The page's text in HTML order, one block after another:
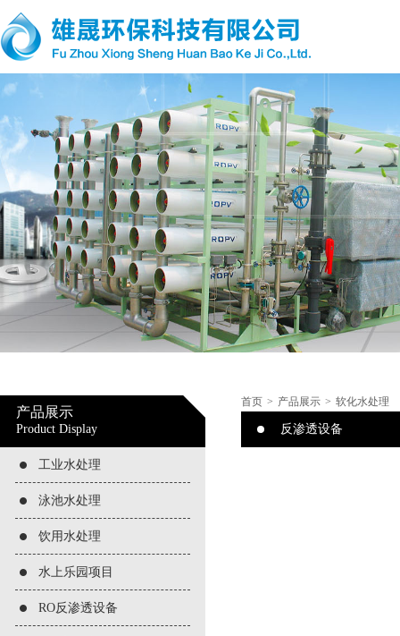
产品展示
Product Display
工业水处理
泳池水处理
饮用水处理
水上乐园项目
RO反渗透设备
首页 > 产品展示 > 软化水处理
反渗透设备